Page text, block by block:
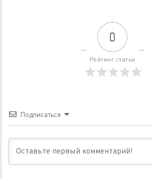
0
Рейтинг статьи
Подписаться